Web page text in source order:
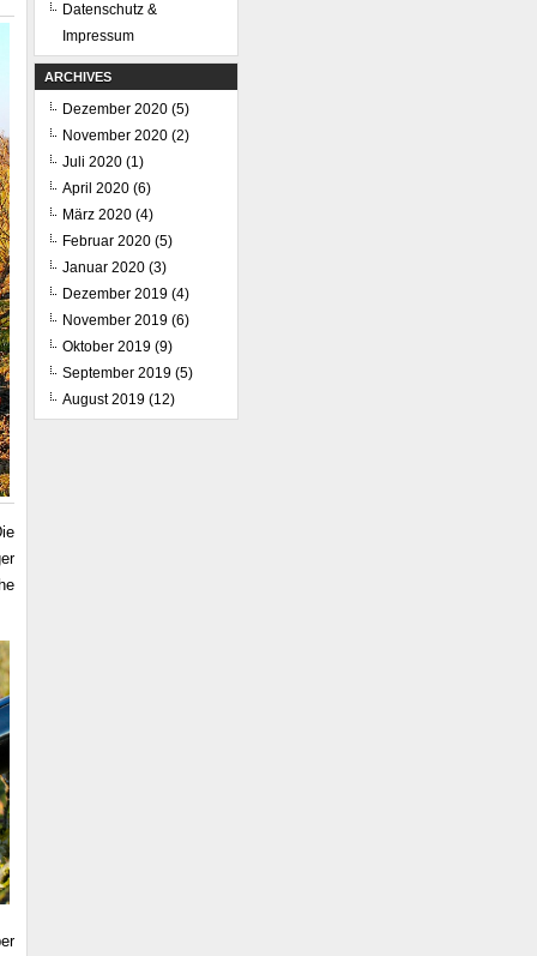
Datenschutz &
Impressum
ARCHIVES
Dezember 2020 (5)
November 2020 (2)
Juli 2020 (1)
April 2020 (6)
März 2020 (4)
Februar 2020 (5)
Januar 2020 (3)
Dezember 2019 (4)
November 2019 (6)
Oktober 2019 (9)
September 2019 (5)
August 2019 (12)